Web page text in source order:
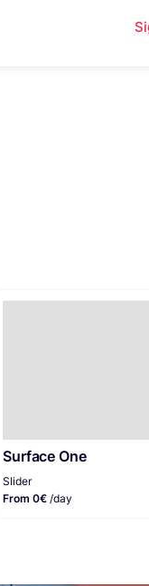
Surface One
Slider
From 0€ /day